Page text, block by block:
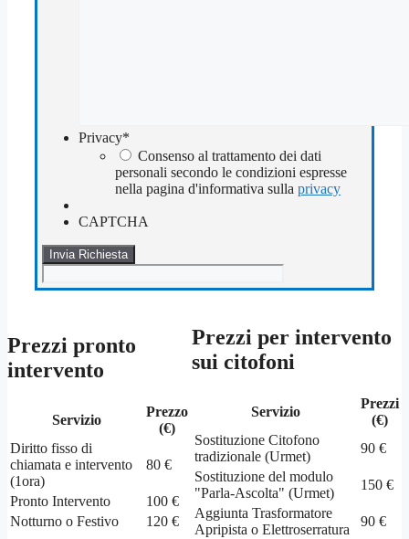
Privacy*
Consenso al trattamento dei dati
personali secondo le condizioni espresse
nella pagina d'informativa sulla privacy
CAPTCHA
Prezzi pronto
intervento
Servizio
Prezzo
(€)
Diritto fisso di
chiamata e intervento
(1ora)
80 €
Pronto Intervento
100 €
Notturno o Festivo
120 €
Prezzi per intervento
sui citofoni
Servizio
Prezzi
(€)
Sostituzione Citofono
tradizionale (Urmet)
90 €
Sostituzione del modulo
"Parla-Ascolta" (Urmet)
150 €
Aggiunta Trasformatore
Apripista o Elettroserratura
90 €